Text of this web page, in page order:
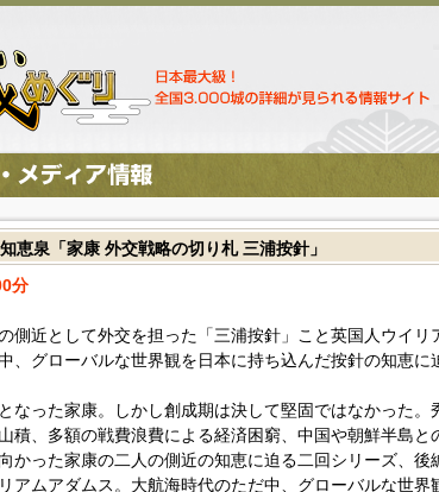
恵泉「家康 外交戦略の切り札 三浦按針」
分
側近として外交を担った「三浦按針」こと英国人ウイリ
、グローバルな世界観を日本に持ち込んだ按針の知恵に
なった家康。しかし創成期は決して堅固ではなかった。
積、多額の戦費浪費による経済困窮、中国や朝鮮半島と
かった家康の二人の側近の知恵に迫る二回シリーズ、後
アムアダムス。大航海時代のただ中、グローバルな世界